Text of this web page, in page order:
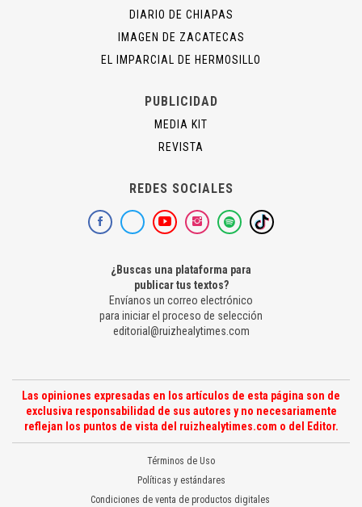
DIARIO DE CHIAPAS
IMAGEN DE ZACATECAS
EL IMPARCIAL DE HERMOSILLO
PUBLICIDAD
MEDIA KIT
REVISTA
REDES SOCIALES
¿Buscas una plataforma para
publicar tus textos?
Envíanos un correo electrónico
para iniciar el proceso de selección
editorial@ruizhealytimes.com
Las opiniones expresadas en los artículos de esta página son de
exclusiva responsabilidad de sus autores y no necesariamente
reflejan los puntos de vista del ruizhealytimes.com o del Editor.
Términos de Uso
Políticas y estándares
Condiciones de venta de productos digitales